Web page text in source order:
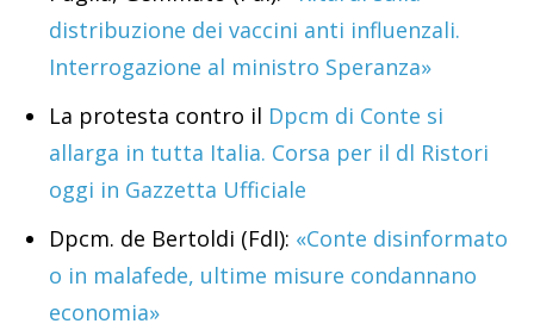
distribuzione dei vaccini anti influenzali.
Interrogazione al ministro Speranza»
La protesta contro il Dpcm di Conte si
allarga in tutta Italia. Corsa per il dl Ristori
oggi in Gazzetta Ufficiale
Dpcm. de Bertoldi (FdI): «Conte disinformato
o in malafede, ultime misure condannano
economia»